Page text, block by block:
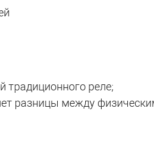
традиционного реле;
разницы между